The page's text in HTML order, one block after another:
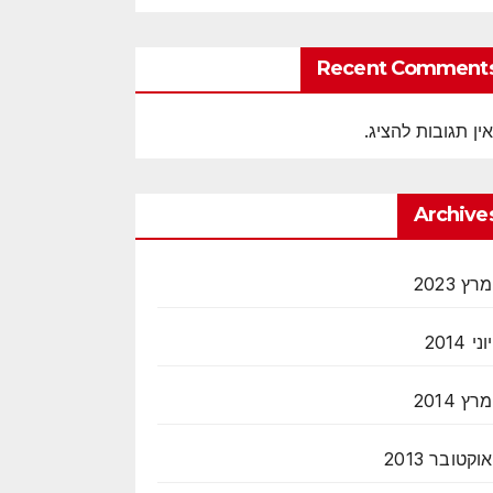
Recent
אין תגובות להציג.
מרץ 2023
יוני 2014
מרץ 2014
אוקטובר 2013